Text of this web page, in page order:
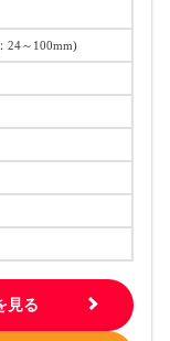
24～100mm)
見る